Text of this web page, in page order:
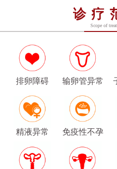
诊疗
Scope of
排卵障碍 输卵管异常
精液异常 免疫性不孕